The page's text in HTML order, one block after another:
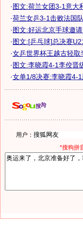
·图文:荷兰女团3-1意大
·荷兰女乒3-1击败法国
·图文:好运北京手球邀
·图文:[乒乓球]总决赛
·女乒世界杯王越古轻取
·图文:李晓霞4-1李佼晋
·女单1/8决赛:李晓霞4-
用户：
*搜狗拼